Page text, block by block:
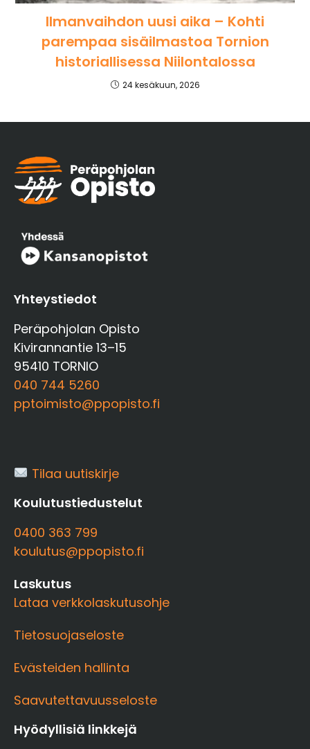
Ilmanvaihdon uusi aika – Kohti
parempaa sisäilmastoa Tornion
historiallisessa Niilontalossa
24 kesäkuun, 2026
Yhteystiedot
Peräpohjolan Opisto
Kivirannantie 13–15
95410 TORNIO
040 744 5260
pptoimisto@ppopisto.fi
Tilaa uutiskirje
Koulutustiedustelut
0400 363 799
koulutus@ppopisto.fi
Laskutus
Lataa verkkolaskutusohje
Tietosuojaseloste
Evästeiden hallinta
Saavutettavuusseloste
Hyödyllisiä linkkejä